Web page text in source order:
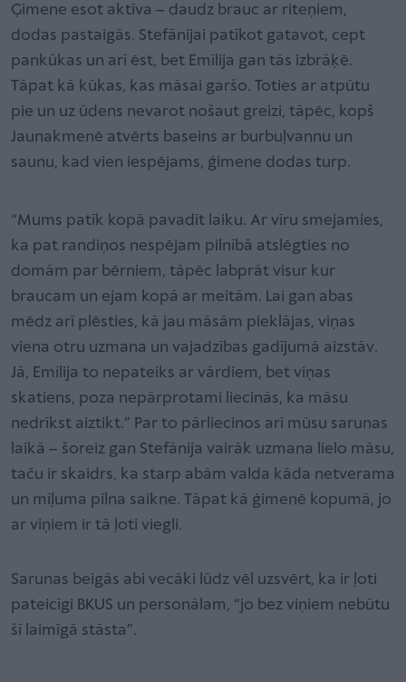
Ģimene esot aktīva – daudz brauc ar riteņiem,
dodas pastaigās. Stefānijai patīkot gatavot, cept
pankūkas un arī ēst, bet Emīlija gan tās izbrāķē.
Tāpat kā kūkas, kas māsai garšo. Toties ar atpūtu
pie un uz ūdens nevarot nošaut greizi, tāpēc, kopš
Jaunakmenē atvērts baseins ar burbuļvannu un
saunu, kad vien iespējams, ģimene dodas turp.
“Mums patīk kopā pavadīt laiku. Ar vīru smejamies,
ka pat randiņos nespējam pilnībā atslēgties no
domām par bērniem, tāpēc labprāt visur kur
braucam un ejam kopā ar meitām. Lai gan abas
mēdz arī plēsties, kā jau māsām pieklājas, viņas
viena otru uzmana un vajadzības gadījumā aizstāv.
Jā, Emīlija to nepateiks ar vārdiem, bet viņas
skatiens, poza nepārprotami liecinās, ka māsu
nedrīkst aiztikt.” Par to pārliecinos arī mūsu sarunas
laikā – šoreiz gan Stefānija vairāk uzmana lielo māsu,
taču ir skaidrs, ka starp abām valda kāda netverama
un mīļuma pilna saikne. Tāpat kā ģimenē kopumā, jo
ar viņiem ir tā ļoti viegli.
Sarunas beigās abi vecāki lūdz vēl uzsvērt, ka ir ļoti
pateicīgi BKUS un personālam, “jo bez viņiem nebūtu
šī laimīgā stāsta”.